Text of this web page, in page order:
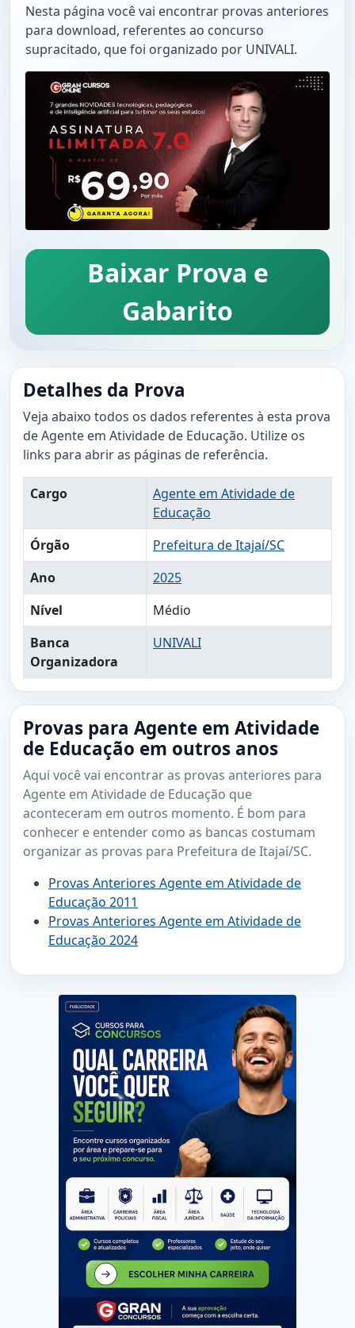
Nesta página você vai encontrar provas anteriores
para download, referentes ao concurso
supracitado, que foi organizado por UNIVALI.
Baixar Prova e
Gabarito
Detalhes da Prova
Veja abaixo todos os dados referentes à esta prova
de Agente em Atividade de Educação. Utilize os
links para abrir as páginas de referência.
Cargo
Agente em Atividade de
Educação
Órgão
Prefeitura de Itajaí/SC
Ano
2025
Nível
Médio
Banca
Organizadora
UNIVALI
Provas para Agente em Atividade
de Educação em outros anos
Aqui você vai encontrar as provas anteriores para
Agente em Atividade de Educação que
aconteceram em outros momento. É bom para
conhecer e entender como as bancas costumam
organizar as provas para Prefeitura de Itajaí/SC.
Provas Anteriores Agente em Atividade de
Educação 2011
Provas Anteriores Agente em Atividade de
Educação 2024